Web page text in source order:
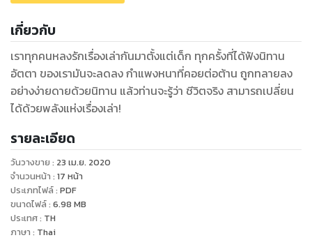
เกี่ยวกับ
เราทุกคนหลงรักเรื่องเล่ากันมาตั้งแต่เด็ก ทุกครั้งที่ได้ฟังนิทาน
อัตตา ของเรามันจะลดลง กำแพงหนาที่คอยต่อต้าน ถูกทลายลง
อย่างง่ายดายด้วยนิทาน แล้วท่านจะรู้ว่า ชีวิตจริง สามารถเปลี่ยน
ได้ด้วยพลังแห่งเรื่องเล่า!
รายละเอียด
วันวางขาย : 23 เม.ย. 2020
จำนวนหน้า : 17 หน้า
ประเภทไฟล์: PDF
ขนาดไฟล์: 6.98 MB
ประเทศ: TH
ภาษา : Thai